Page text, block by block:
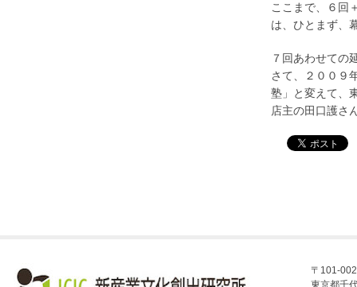
ここまで、６回
は、ひとまず、
７回あわせての
さて、２００９
塾」と変えて、
店主の田口護さ
〒101-
東京都千